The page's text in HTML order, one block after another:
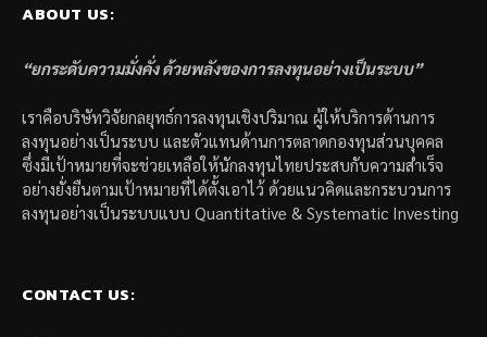
ABOUT US:
“ยกระดับความมั่งคั่ง ด้วยพลังของการลงทุนอย่างเป็นระบบ”
เราคือบริษัทวิจัยกลยุทธ์การลงทุนเชิงปริมาณ ผู้ให้บริการด้านการ
ลงทุนอย่างเป็นระบบ และตัวแทนด้านการตลาดกองทุนส่วนบุคคล
ซึ่งมีเป้าหมายที่จะช่วยเหลือให้นักลงทุนไทยประสบกับความสำเร็จ
อย่างยั่งยืนตามเป้าหมายที่ได้ตั้งเอาไว้ ด้วยแนวคิดและกระบวนการ
ลงทุนอย่างเป็นระบบแบบ Quantitative & Systematic Investing
CONTACT US: